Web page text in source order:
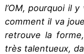
l’OM, pourquoi il
comment il va
retrouve la
très talentueux,